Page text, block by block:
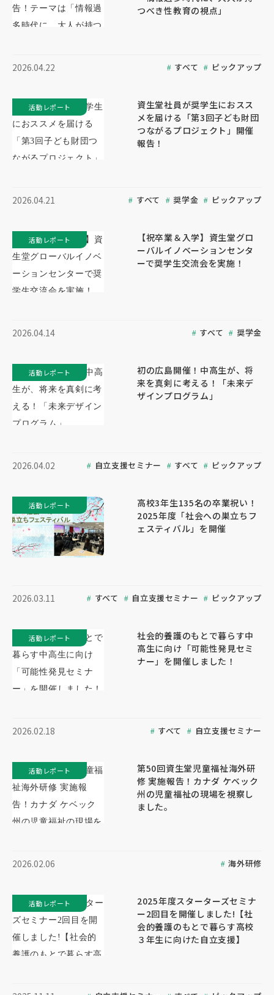
つべき性教育の視点」
2026.04.22 すべて ピックアップ
資生堂社員が奨学生におスス
メを届ける「第3回子ども財団
つながるプロジェクト」開催
報告！
2026.04.21 すべて 奨学金 ピックアップ
活動レポート
【祝卒業＆入学】資生堂グロ
ーバルイノベーションセンタ
ーで奨学生交流会を実施！
2026.04.14 すべて 奨学金
活動レポート
初の広島開催！中高生が、将
来を真剣に考える！「未来デ
ザインプログラム」
2026.04.02 自立支援セミナー すべて ピックアップ
活動レポート
高校3年生135名の卒業祝い！
2025年度「社会への巣立ちフ
ェスティバル」を開催
2026.03.11 すべて 自立支援セミナー ピックアップ
活動レポート
社会的養護のもとで暮らす中
高生に向け「可能性発見セミ
ナー」を開催しました！
2026.02.18 すべて 自立支援セミナー
活動レポート
第50回資生堂児童福祉海外研
修 実施報告！カナダ ケベック
州の児童福祉の現場を視察し
ました。
2026.02.06 海外研修
活動レポート
2025年度スターターズセミナ
ー2回目を開催しました!【社
会的養護のもとで暮らす高校
３年生に向けた自立支援】
活動レポート